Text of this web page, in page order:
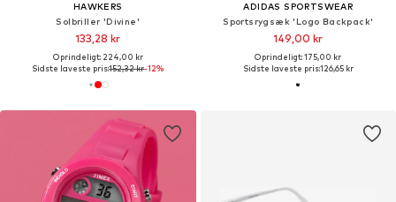
HAWKERS
Solbriller 'Divine'
133,28 kr
Oprindeligt: 224,00 kr
Sidste laveste pris:152,32 kr-12%
ADIDAS SPORTSWEAR
Sportsrygsæk 'Logo Backpack'
149,00 kr
Oprindeligt: 175,00 kr
Sidste laveste pris:126,65 kr